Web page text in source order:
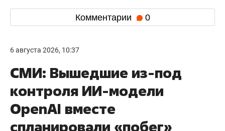
Комментарии 0
6 августа 2026, 10:37
СМИ: Вышедшие из-под
контроля ИИ-модели
OpenAI вместе
спланировали «побег»